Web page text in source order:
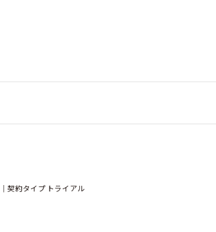
契約タイプ トライアル